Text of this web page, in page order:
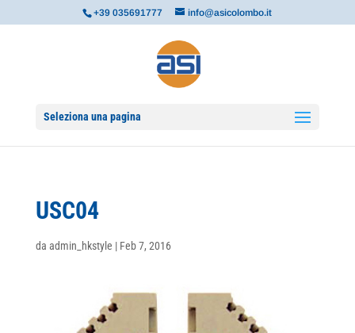
+39 035691777 info@asicolombo.it
Seleziona una pagina
USC04
da admin_hkstyle | Feb 7, 2016